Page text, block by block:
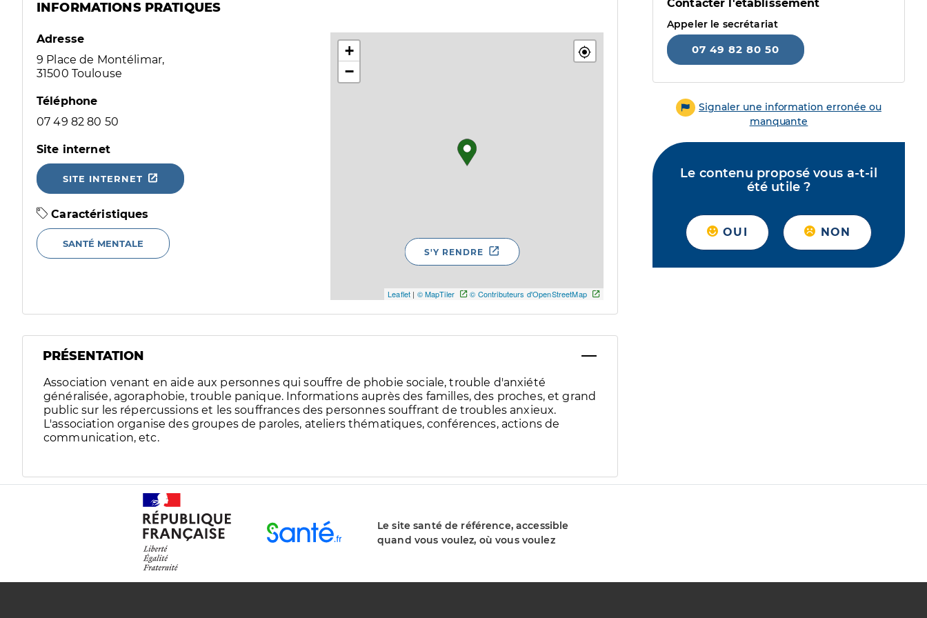
INFORMATIONS PRATIQUES
Adresse
9 Place de Montélimar,
31500 Toulouse
Téléphone
07 49 82 80 50
Site internet
SITE INTERNET
Caractéristiques
SANTÉ MENTALE
+
−
Leaflet | © MapTiler © Contributeurs d'OpenStreetMap
S'Y RENDRE
PRÉSENTATION
Association venant en aide aux personnes qui souffre de phobie sociale, trouble d'anxiété
généralisée, agoraphobie, trouble panique. Informations auprès des familles, des proches, et grand
public sur les répercussions et les souffrances des personnes souffrant de troubles anxieux.
L'association organise des groupes de paroles, ateliers thématiques, conférences, actions de
communication, etc.
Contacter l'établissement
Appeler le secrétariat
07 49 82 80 50
Signaler une information erronée ou
manquante
Le contenu proposé vous a-t-il
été utile ?
OUI NON
Le site santé de référence, accessible
quand vous voulez, où vous voulez